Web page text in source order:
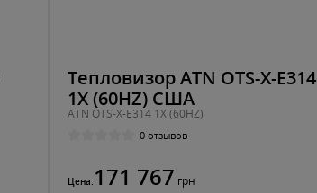
Тепловизор ATN OTS-X-E314
1X (60HZ) США
ATN OTS-X-E314 1X (60HZ)
0 отзывов
Цена: 171 767 грн